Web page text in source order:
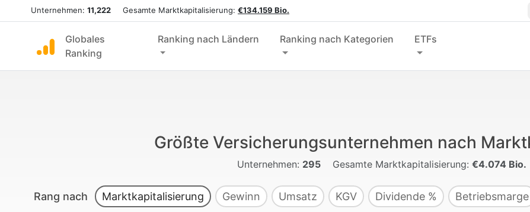
Unternehmen: 11,222 Gesamte Marktkapitalisierung: €134.159 Bio.
Globales
Ranking
Ranking nach Ländern Ranking nach Kategorien ETFs
Größte Versicherungsunternehmen nach
Unternehmen: 295 Gesamte Marktkapitalisierung: €4.074 Bio.
Rang nach Marktkapitalisierung Gewinn Umsatz KGV Dividende % Betriebsmarge